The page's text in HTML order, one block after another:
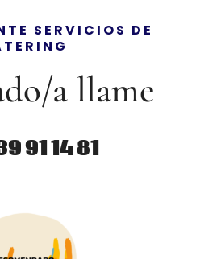
SERVICIOS DE
a llame
91 14 81